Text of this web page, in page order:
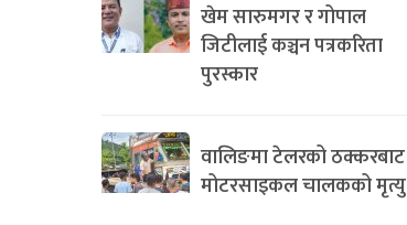
खेम सारुमगर र गोपाल
जिटीलाई कञ्चन पत्रकरिता
पुरस्कार
वालिङमा टेलरको ठक्करबाट
मोटरसाइकल चालकको मृत्यु